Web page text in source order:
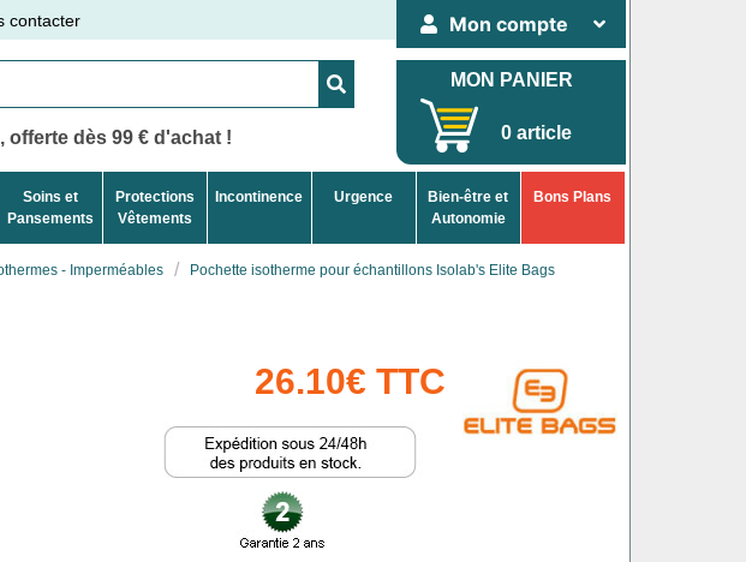
contacter Mon compte
offerte dès 99 € d'achat !
MON PANIER
0 article
Soins et
Pansements
Protections
Vêtements
Incontinence Urgence
Bien-être et
Autonomie
Bons Plans
- Imperméables Pochette isotherme pour échantillons Isolab's Elite Bags
26.10€ TTC